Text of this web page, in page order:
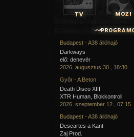
Budapest - A38 állóhajó
Darkways
elő: denevér
2026. augusztus 30., 18:30
Győr - A Beton
Death Disco XIII
XTR Human, Blokkontroll
2026. szeptember 12., 07:15
Budapest - A38 állóhajó
Descartes a Kant
Zaj Prod.